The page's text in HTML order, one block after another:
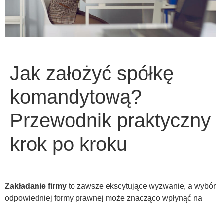
Jak założyć spółkę
komandytową?
Przewodnik praktyczny
krok po kroku
Zakładanie firmy to zawsze ekscytujące wyzwanie, a wybór
odpowiedniej formy prawnej może znacząco wpłynąć na